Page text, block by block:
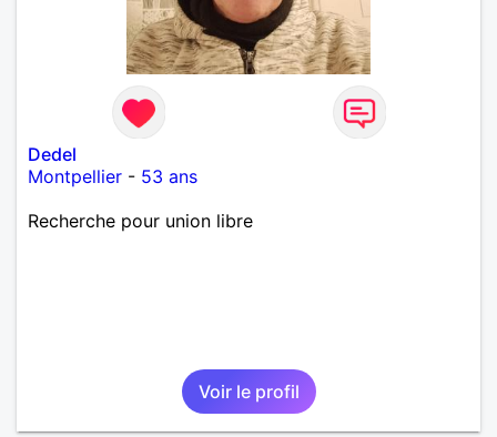
Dedel
Montpellier - 53 ans
Recherche pour union libre
Voir le profil